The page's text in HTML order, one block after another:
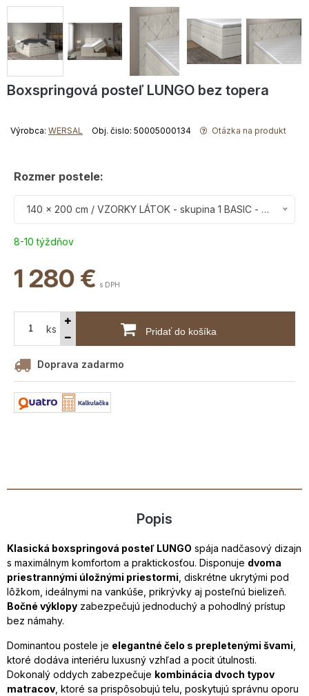
Boxspringová posteľ LUNGO bez topera
Výrobca: WERSAL Obj. čislo: 50005000134 Otázka na produkt
Rozmer postele:
140 x 200 cm / VZORKY LÁTOK - skupina 1 BASIC - dodanie 8-10 týždňov
8-10 týždňov
1 280 € s DPH
ks Pridať do košíka
Doprava zadarmo
Popis
Klasická boxspringová posteľ LUNGO spája nadčasový dizajn
s maximálnym komfortom a praktickosťou. Disponuje dvoma
priestrannými úložnými priestormi , diskrétne ukrytými pod
lôžkom, ideálnymi na vankúše, prikrývky aj posteľnú bielizeň.
Bočné výklopy zabezpečujú jednoduchý a pohodlný prístup
bez námahy.
Dominantou postele je elegantné čelo s prepletenými švami
ktoré dodáva interiéru luxusný vzhľad a pocit útulnosti.
Dokonalý oddych zabezpečuje kombinácia dvoch typov
matracov , ktoré sa prispôsobujú telu, poskytujú správnu oporu